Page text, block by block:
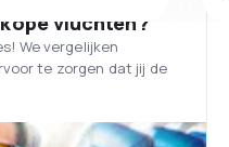
vluchten?
We vergelijken
te zorgen dat jij de